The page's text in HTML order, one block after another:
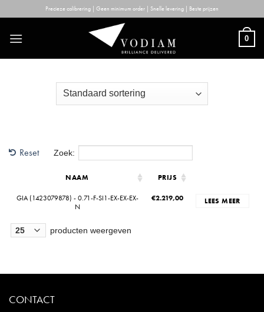
to
content
Precieze calibrering | Geen minimum order | Snelle levering | Beste prijzen
0
Reset Zoek:
NAAM PRIJS
GIA (1423079878) - 0.71-F-SI1-EX-EX-EX-
N
€2.219,00 LEES MEER
producten weergeven
CONTACT